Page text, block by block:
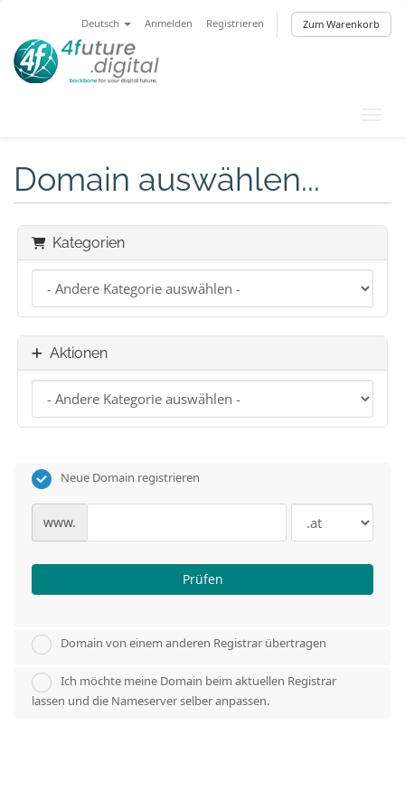
Deutsch Anmelden Registrieren Zum Warenkorb
Domain auswählen...
Kategorien
Aktionen
Neue Domain registrieren
www.
Prüfen
Domain von einem anderen Registrar übertragen
Ich möchte meine Domain beim aktuellen Registrar
lassen und die Nameserver selber anpassen.